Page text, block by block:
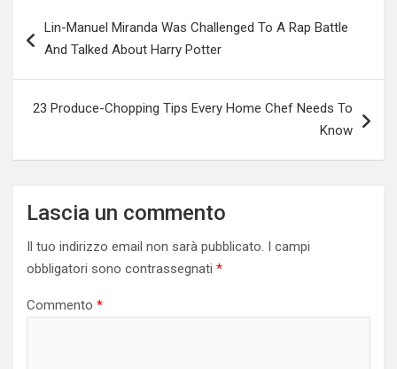
articoli
Lin-Manuel Miranda Was Challenged To A Rap Battle
And Talked About Harry Potter
23 Produce-Chopping Tips Every Home Chef Needs To
Know
Lascia un commento
Il tuo indirizzo email non sarà pubblicato. I campi
obbligatori sono contrassegnati *
Commento *